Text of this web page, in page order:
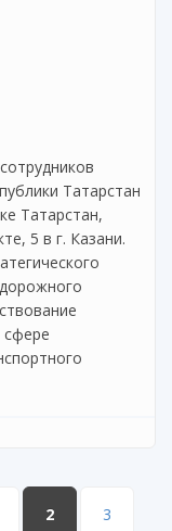
Татарстан
Татарстан,
5 в г. Казани.
сфере
развития
ГАИ-ГИБДД
2 3